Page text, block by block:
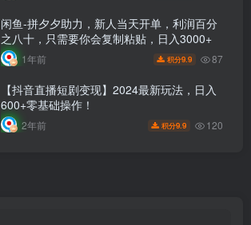
闲鱼-拼夕夕助力，新人当天开单，利润百分
之八十，只需要你会复制粘贴，日入3000+
1年前 积分9.9 87
【抖音直播短剧变现】2024最新玩法，日入
600+零基础操作！
2年前 积分9.9 120